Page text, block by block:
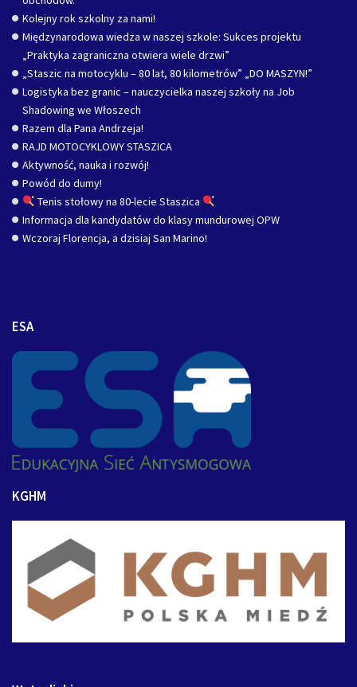
Kolejny rok szkolny za nami!
Międzynarodowa wiedza w naszej szkole: Sukces projektu
„Praktyka zagraniczna otwiera wiele drzwi”
„Staszic na motocyklu – 80 lat, 80 kilometrów” „DO MASZYN!”
Logistyka bez granic – nauczycielka naszej szkoły na Job
Shadowing we Włoszech
Razem dla Pana Andrzeja!
RAJD MOTOCYKLOWY STASZICA
Aktywność, nauka i rozwój!
Powód do dumy!
Tenis stołowy na 80-lecie Staszica
Informacja dla kandydatów do klasy mundurowej OPW
Wczoraj Florencja, a dzisiaj San Marino!
ESA
KGHM